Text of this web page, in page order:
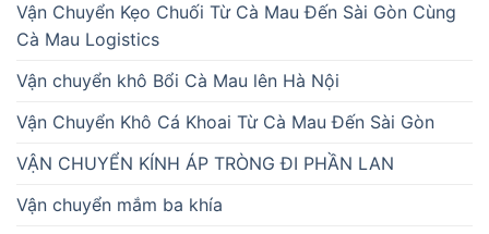
Vận Chuyển Kẹo Chuối Từ Cà Mau Đến Sài Gòn Cùng
Cà Mau Logistics
Vận chuyển khô Bổi Cà Mau lên Hà Nội
Vận Chuyển Khô Cá Khoai Từ Cà Mau Đến Sài Gòn
VẬN CHUYỂN KÍNH ÁP TRÒNG ĐI PHẦN LAN
Vận chuyển mắm ba khía